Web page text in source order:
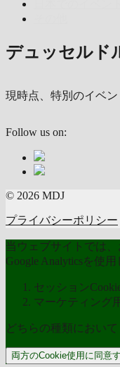
デュッセルド
現時点、特別のイベン
Follow us on:
© 2026 MDJ
プライバシーポリシー
当ウェブサイトでは
Google Analyticsを使
セッション
マーケティング
どちらの種類におい
両方のCookie使用に同意